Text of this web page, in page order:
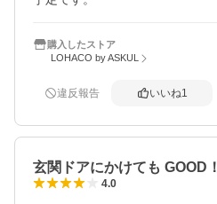
購入したストア
LOHACO by ASKUL
違反報告 いいね1
玄関ドアにかけても GOOD！
4.0